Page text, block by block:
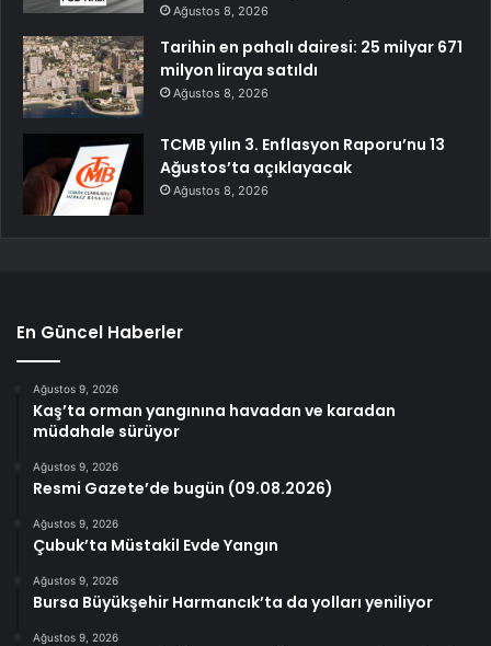
Ağustos 8, 2026
Tarihin en pahalı dairesi: 25 milyar 671
milyon liraya satıldı
Ağustos 8, 2026
TCMB yılın 3. Enflasyon Raporu’nu 13
Ağustos’ta açıklayacak
Ağustos 8, 2026
En Güncel Haberler
Ağustos 9, 2026
Kaş’ta orman yangınına havadan ve karadan
müdahale sürüyor
Ağustos 9, 2026
Resmi Gazete’de bugün (09.08.2026)
Ağustos 9, 2026
Çubuk’ta Müstakil Evde Yangın
Ağustos 9, 2026
Bursa Büyükşehir Harmancık’ta da yolları yeniliyor
Ağustos 9, 2026